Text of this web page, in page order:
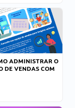
ADMINISTRAR O
DE VENDAS COM